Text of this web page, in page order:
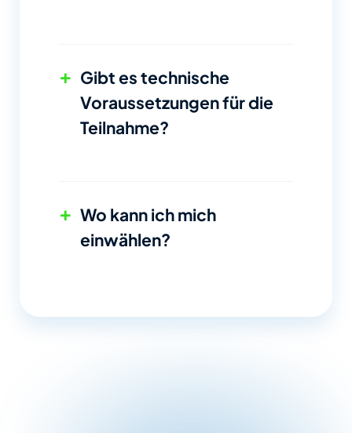
+ Gibt es technische
Voraussetzungen für die
Teilnahme?
+ Wo kann ich mich
einwählen?